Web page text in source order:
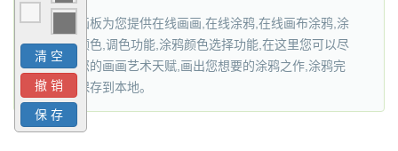
在线涂鸦画板为您提供在线画画,在线涂鸦,在线画布涂鸦,涂
鸦自定义颜色,调色功能,涂鸦颜色选择功能,在这里您可以尽
情的发挥您的画画艺术天赋,画出您想要的涂鸦之作,涂鸦完
成后可以保存到本地。